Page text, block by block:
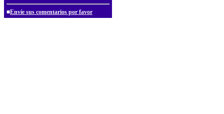
■Envíe sus comentarios por favor